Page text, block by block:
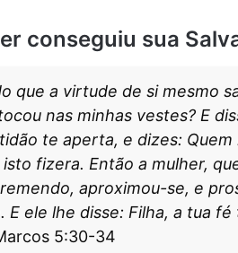
conseguiu sua
que a virtude de si mesmo
nas minhas vestes? E
te aperta, e dizes:
fizera. Então a mulher,
aproximou-se, e
ele lhe disse: Filha, a tua
5:30-34